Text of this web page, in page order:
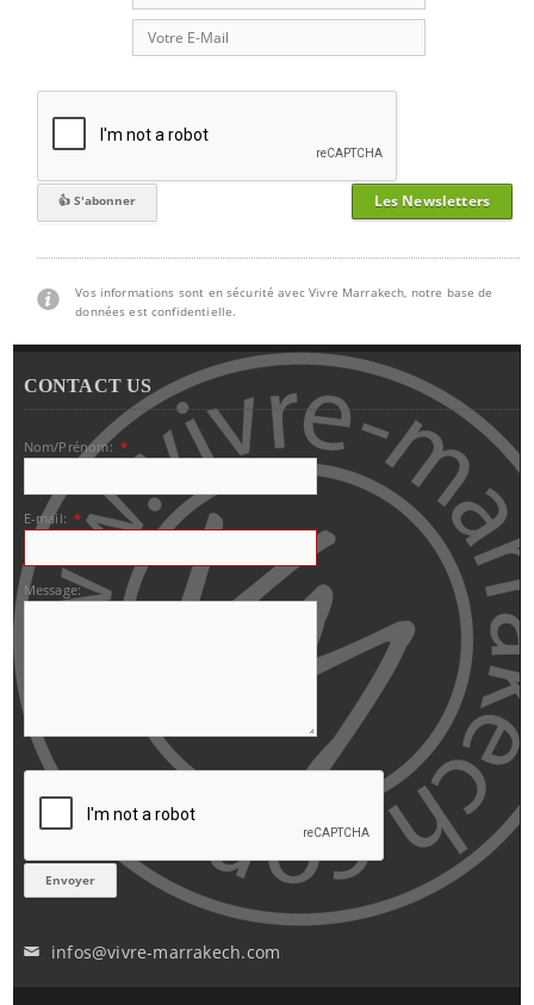
Les Newsletters
Vos informations sont en sécurité avec Vivre Marrakech, notre base de
données est confidentielle.
CONTACT US
Nom/Prénom: *
E-mail: *
Message:
✉ infos@vivre-marrakech.com